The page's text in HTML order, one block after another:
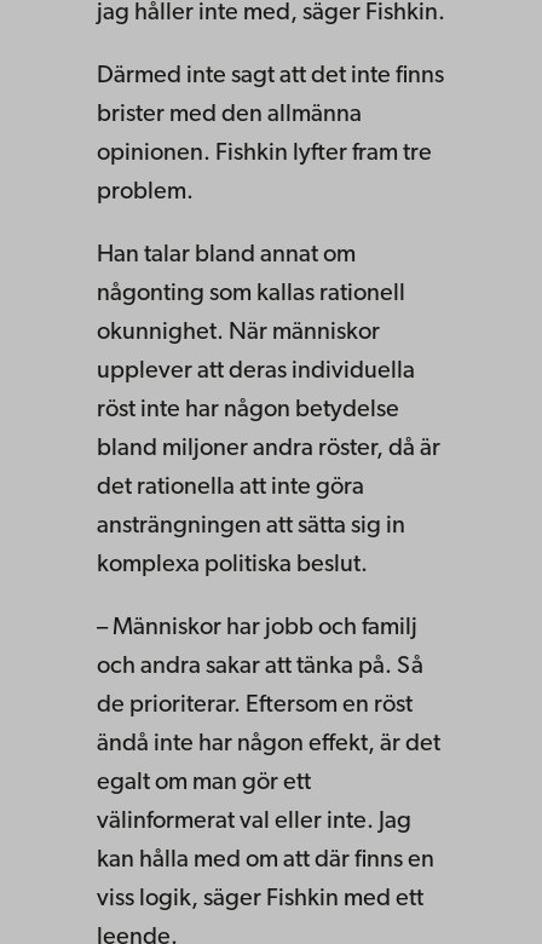
jag håller inte med, säger Fishkin.
Därmed inte sagt att det inte finns
brister med den allmänna
opinionen. Fishkin lyfter fram tre
problem.
Han talar bland annat om
någonting som kallas rationell
okunnighet. När människor
upplever att deras individuella
röst inte har någon betydelse
bland miljoner andra röster, då är
det rationella att inte göra
ansträngningen att sätta sig in
komplexa politiska beslut.
– Människor har jobb och familj
och andra sakar att tänka på. Så
de prioriterar. Eftersom en röst
ändå inte har någon effekt, är det
egalt om man gör ett
välinformerat val eller inte. Jag
kan hålla med om att där finns en
viss logik, säger Fishkin med ett
leende.